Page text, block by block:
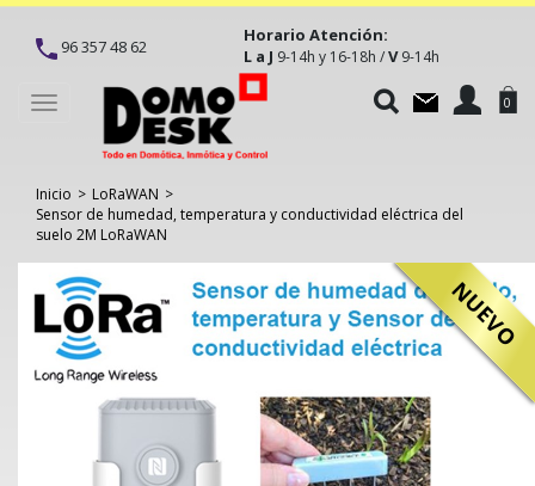
96 357 48 62
Horario Atención:
L a J 9-14h y 16-18h /V9-14h
Toggle
navigation
0
Inicio > LoRaWAN >
Sensor de humedad, temperatura y conductividad eléctrica del
suelo 2M LoRaWAN
NUEVO